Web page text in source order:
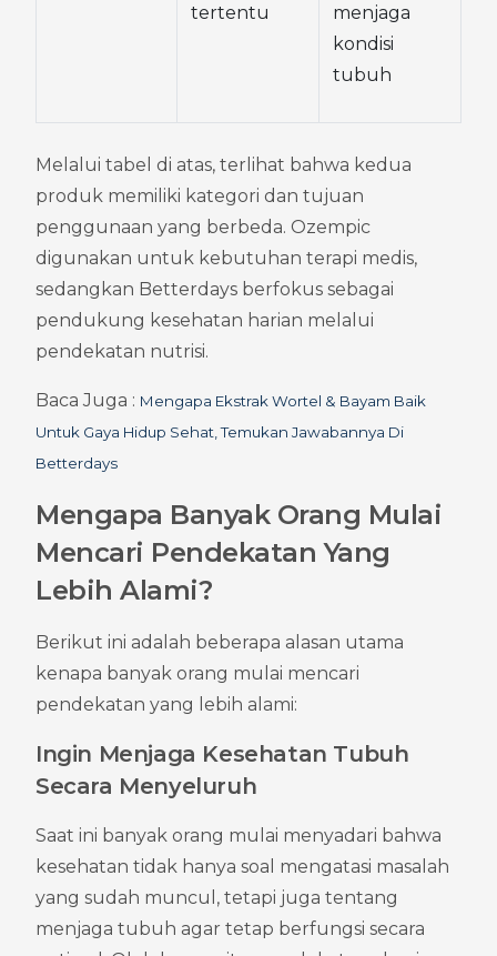
tertentu
menjaga
kondisi
tubuh
Melalui tabel di atas, terlihat bahwa kedua
produk memiliki kategori dan tujuan
penggunaan yang berbeda. Ozempic
digunakan untuk kebutuhan terapi medis,
sedangkan Betterdays berfokus sebagai
pendukung kesehatan harian melalui
pendekatan nutrisi.
Baca Juga : Mengapa Ekstrak Wortel & Bayam Baik
Untuk Gaya Hidup Sehat, Temukan Jawabannya Di
Betterdays
Mengapa Banyak Orang Mulai
Mencari Pendekatan Yang
Lebih Alami?
Berikut ini adalah beberapa alasan utama
kenapa banyak orang mulai mencari
pendekatan yang lebih alami:
Ingin Menjaga Kesehatan Tubuh
Secara Menyeluruh
Saat ini banyak orang mulai menyadari bahwa
kesehatan tidak hanya soal mengatasi masalah
yang sudah muncul, tetapi juga tentang
menjaga tubuh agar tetap berfungsi secara